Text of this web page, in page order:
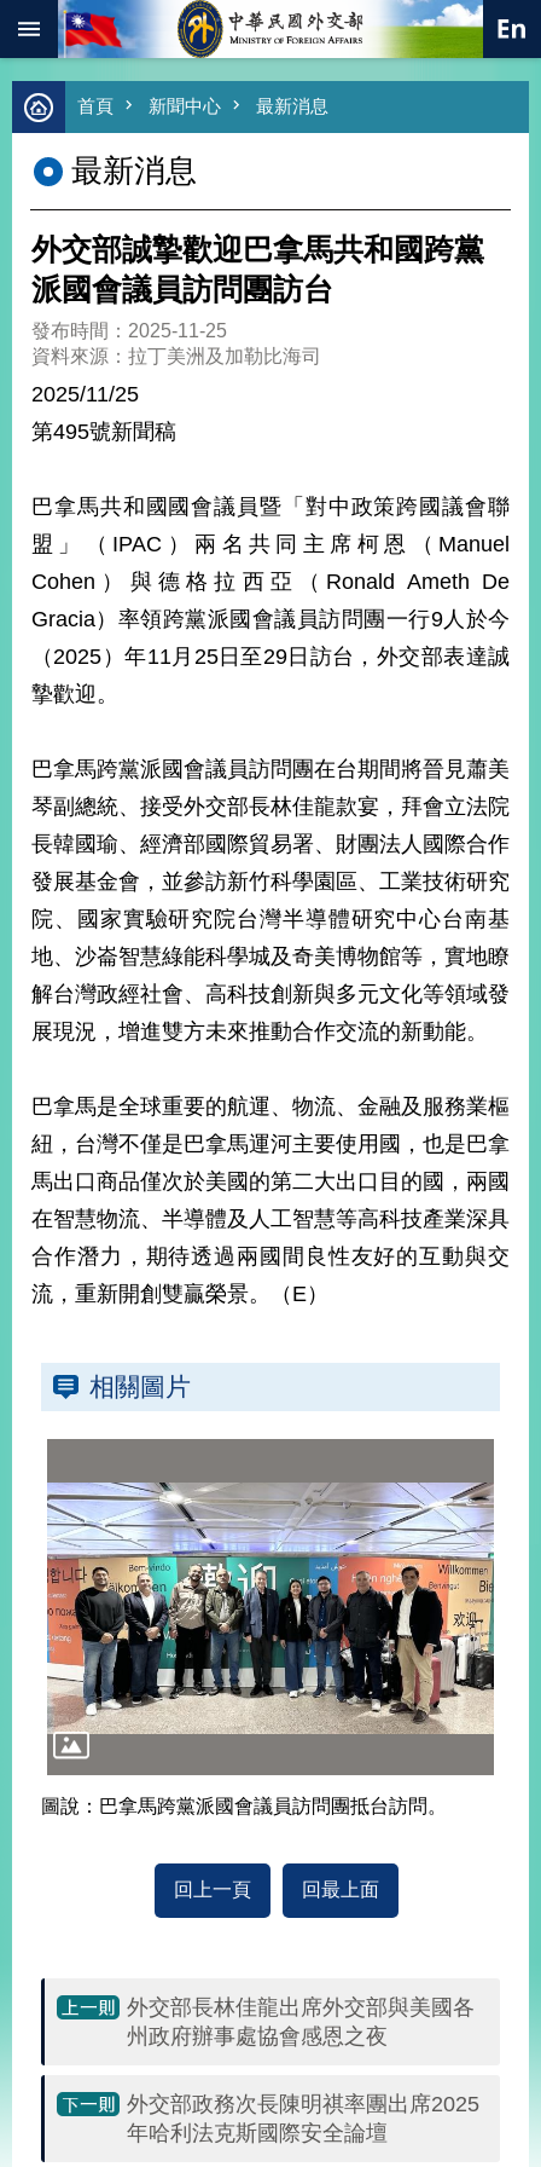
跳到主要內容區塊
進
階
尋
熱
總
合
外
價
外
交
經
濟
不
落
和
平
護
照
回
首
頁
網
站
導
關
於
新
聞
中
心
外
交
地
區
國
際
傳
播
政
府
公
開
相
關
首頁 新聞中心 最新消息
最新消息
外交部誠摯歡迎巴拿馬共和國跨黨
派國會議員訪問團訪台
發布時間：2025-11-25
資料來源：拉丁美洲及加勒比海司
2025/11/25
第495號新聞稿
巴拿馬共和國國會議員暨「對中政策跨國議會聯
盟」（IPAC）兩名共同主席柯恩（Manuel
Cohen）與德格拉西亞（Ronald Ameth De
Gracia）率領跨黨派國會議員訪問團一行9人於今
（2025）年11月25日至29日訪台，外交部表達誠
摯歡迎。
巴拿馬跨黨派國會議員訪問團在台期間將晉見蕭美
琴副總統、接受外交部長林佳龍款宴，拜會立法院
長韓國瑜、經濟部國際貿易署、財團法人國際合作
發展基金會，並參訪新竹科學園區、工業技術研究
院、國家實驗研究院台灣半導體研究中心台南基
地、沙崙智慧綠能科學城及奇美博物館等，實地瞭
解台灣政經社會、高科技創新與多元文化等領域發
展現況，增進雙方未來推動合作交流的新動能。
巴拿馬是全球重要的航運、物流、金融及服務業樞
紐，台灣不僅是巴拿馬運河主要使用國，也是巴拿
馬出口商品僅次於美國的第二大出口目的國，兩國
在智慧物流、半導體及人工智慧等高科技產業深具
合作潛力，期待透過兩國間良性友好的互動與交
流，重新開創雙贏榮景。（E）
相關圖片
圖說：巴拿馬跨黨派國會議員訪問團抵台訪問。
回上一頁 回最上面
外交部長林佳龍出席外交部與美國各
州政府辦事處協會感恩之夜
外交部政務次長陳明祺率團出席2025
年哈利法克斯國際安全論壇